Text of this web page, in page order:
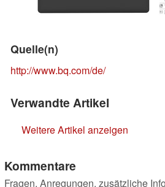
Quelle(n)
http://www.bq.com/de/
Verwandte Artikel
Weitere Artikel anzeigen
Kommentare
Fragen, Anregungen, zusätzliche